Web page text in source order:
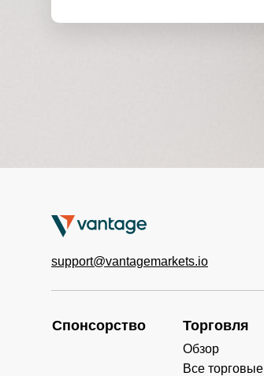
support@vantagemarkets.io
Спонсорство Торговля
Обзор
Все торговые